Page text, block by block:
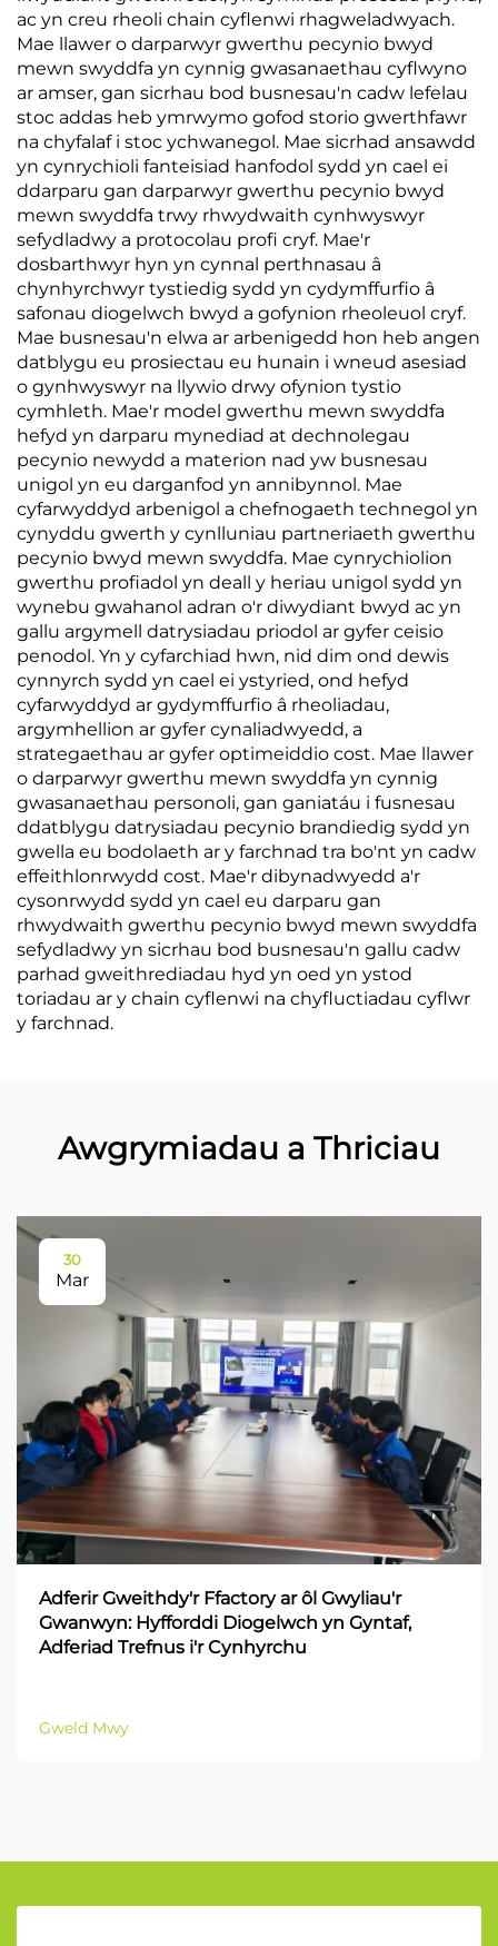
ac yn creu rheoli chain cyflenwi rhagweladwyach.
Mae llawer o darparwyr gwerthu pecynio bwyd
mewn swyddfa yn cynnig gwasanaethau cyflwyno
ar amser, gan sicrhau bod busnesau'n cadw lefelau
stoc addas heb ymrwymo gofod storio gwerthfawr
na chyfalaf i stoc ychwanegol. Mae sicrhad ansawdd
yn cynrychioli fanteisiad hanfodol sydd yn cael ei
ddarparu gan darparwyr gwerthu pecynio bwyd
mewn swyddfa trwy rhwydwaith cynhwyswyr
sefydladwy a protocolau profi cryf. Mae'r
dosbarthwyr hyn yn cynnal perthnasau â
chynhyrchwyr tystiedig sydd yn cydymffurfio â
safonau diogelwch bwyd a gofynion rheoleuol cryf.
Mae busnesau'n elwa ar arbenigedd hon heb angen
datblygu eu prosiectau eu hunain i wneud asesiad
o gynhwyswyr na llywio drwy ofynion tystio
cymhleth. Mae'r model gwerthu mewn swyddfa
hefyd yn darparu mynediad at dechnolegau
pecynio newydd a materion nad yw busnesau
unigol yn eu darganfod yn annibynnol. Mae
cyfarwyddyd arbenigol a chefnogaeth technegol yn
cynyddu gwerth y cynlluniau partneriaeth gwerthu
pecynio bwyd mewn swyddfa. Mae cynrychiolion
gwerthu profiadol yn deall y heriau unigol sydd yn
wynebu gwahanol adran o'r diwydiant bwyd ac yn
gallu argymell datrysiadau priodol ar gyfer ceisio
penodol. Yn y cyfarchiad hwn, nid dim ond dewis
cynnyrch sydd yn cael ei ystyried, ond hefyd
cyfarwyddyd ar gydymffurfio â rheoliadau,
argymhellion ar gyfer cynaliadwyedd, a
strategaethau ar gyfer optimeiddio cost. Mae llawer
o darparwyr gwerthu mewn swyddfa yn cynnig
gwasanaethau personoli, gan ganiatáu i fusnesau
ddatblygu datrysiadau pecynio brandiedig sydd yn
gwella eu bodolaeth ar y farchnad tra bo'nt yn cadw
effeithlonrwydd cost. Mae'r dibynadwyedd a'r
cysonrwydd sydd yn cael eu darparu gan
rhwydwaith gwerthu pecynio bwyd mewn swyddfa
sefydladwy yn sicrhau bod busnesau'n gallu cadw
parhad gweithrediadau hyd yn oed yn ystod
toriadau ar y chain cyflenwi na chyfluctiadau cyflwr
y farchnad.
Awgrymiadau a Thriciau
30
Mar
Adferir Gweithdy'r Ffactory ar ôl Gwyliau'r
Gwanwyn: Hyfforddi Diogelwch yn Gyntaf,
Adferiad Trefnus i'r Cynhyrchu
Gweld Mwy